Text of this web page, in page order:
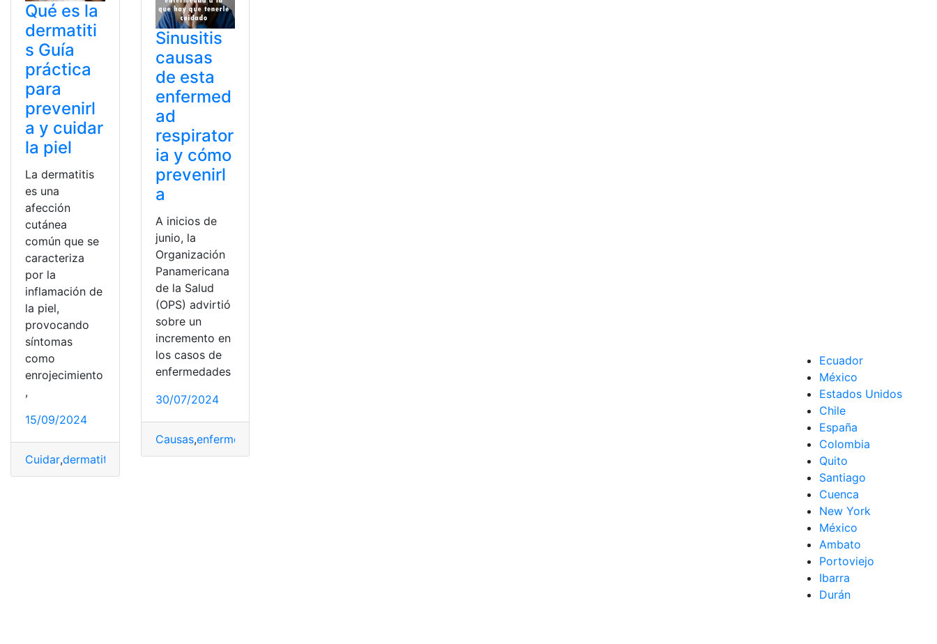
Qué es la
dermatiti
s Guía
práctica
para
prevenirl
a y cuidar
la piel
La dermatitis
es una
afección
cutánea
común que se
caracteriza
por la
inflamación de
la piel,
provocando
síntomas
como
enrojecimiento
,
15/09/2024
Cuidar,dermatitis ,Piel,práctica,prevenirla
Sinusitis
causas
de esta
enfermed
ad
respirator
ia y cómo
prevenirl
a
A inicios de
junio, la
Organización
Panamericana
de la Salud
(OPS) advirtió
sobre un
incremento en
los casos de
enfermedades
30/07/2024
Causas,enfermedad
Ecuador
México
Estados Unidos
Chile
España
Colombia
Quito
Santiago
Cuenca
New York
México
Ambato
Portoviejo
Ibarra
Durán